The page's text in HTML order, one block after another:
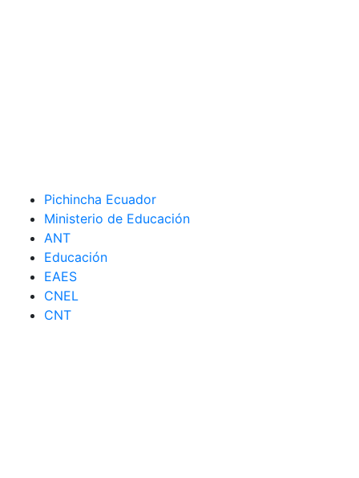
Pichincha Ecuador
Ministerio de Educación
ANT
Educación
EAES
CNEL
CNT